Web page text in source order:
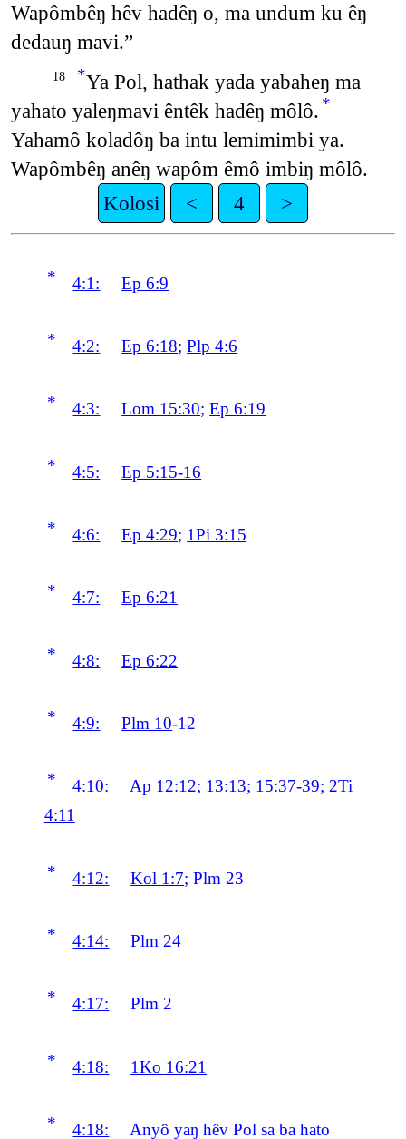
Wapômbêŋ hêv hadêŋ o, ma undum ku êŋ
dedauŋ mavi.”
18 *Ya Pol, hathak yada yabaheŋ ma
yahato yaleŋmavi êntêk hadêŋ môlô. *
Yahamô koladôŋ ba intu lemimimbi ya.
Wapômbêŋ anêŋ wapôm êmô imbiŋ môlô.
Kolosi
< 4 >
* 4:1: Ep 6:9
* 4:2: Ep 6:18;Plp 4:6
* 4:3: Lom 15:30;Ep 6:19
* 4:5: Ep 5:15-16
* 4:6: Ep 4:29; 1Pi 3:15
* 4:7: Ep 6:21
* 4:8: Ep 6:22
* 4:9: Plm 10-12
* 4:10: Ap 12:12; 13:13; 15:37-39;2Ti
4:11
* 4:12: Kol 1:7; Plm 23
* 4:14: Plm 24
* 4:17: Plm 2
* 4:18: 1Ko 16:21
* 4:18: Anyô yaŋ hêv Pol sa ba hato